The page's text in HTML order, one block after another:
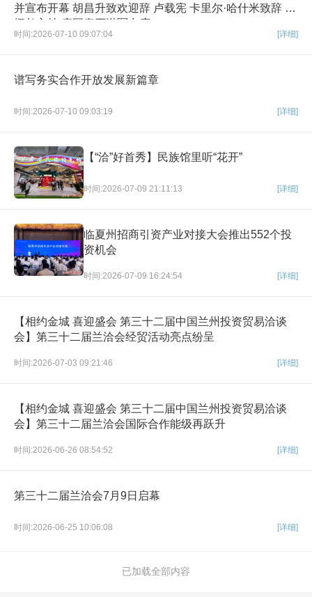
并宣布开幕 胡昌升致欢迎辞 卢载宪 卡里尔·哈什米致辞 任
振鹤主持 庄国泰石谋军出席
时间:2026-07-10 09:07:04 [详细]
谱写务实合作开放发展新篇章
时间:2026-07-10 09:03:19 [详细]
【“洽”好首秀】民族馆里听“花开”
时间:2026-07-09 21:11:13 [详细]
临夏州招商引资产业对接大会推出552个投
资机会
时间:2026-07-09 16:24:54 [详细]
【相约金城 喜迎盛会 第三十二届中国兰州投资贸易洽谈
会】第三十二届兰洽会经贸活动亮点纷呈
时间:2026-07-03 09:21:46 [详细]
【相约金城 喜迎盛会 第三十二届中国兰州投资贸易洽谈
会】第三十二届兰洽会国际合作能级再跃升
时间:2026-06-26 08:54:52 [详细]
第三十二届兰洽会7月9日启幕
时间:2026-06-25 10:06:08 [详细]
已加载全部内容